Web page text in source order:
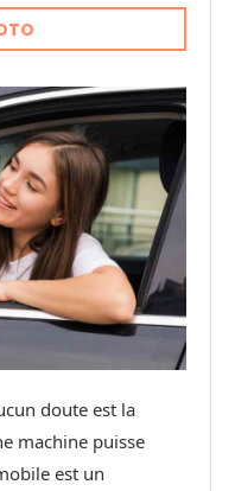
doute est la
machine puisse
est un